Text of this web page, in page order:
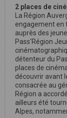
2 places de
La Région
engagement en
auprès des
Pass'Région
détenteur du
places de
découvrir avant
consacrée au
Région a
ailleurs été
Alpes,